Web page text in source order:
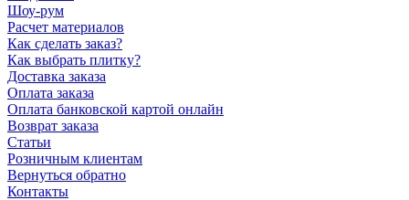
Шоу-рум
Расчет материалов
Как сделать заказ?
Как выбрать плитку?
Доставка заказа
Оплата заказа
Оплата банковской картой онлайн
Возврат заказа
Статьи
Розничным клиентам
Вернуться обратно
Контакты